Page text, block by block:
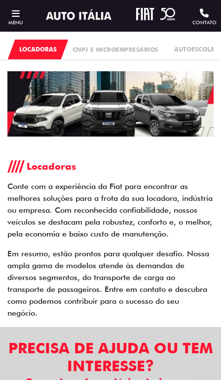
MENU CONTATO
CNPJ E MICROEMPRESÁRIOS AUTOESCOLAS
LOCADORAS
Locadoras
Conte com a experiência da Fiat para encontrar as
melhores soluções para a frota da sua locadora, indústria
ou empresa. Com reconhecida confiabilidade, nossos
veículos se destacam pela robustez, conforto e, o melhor,
pela economia e baixo custo de manutenção.
Em resumo, estão prontos para qualquer desafio. Nossa
ampla gama de modelos atende às demandas de
diversos segmentos, do transporte de carga ao
transporte de passageiros. Entre em contato e descubra
como podemos contribuir para o sucesso do seu
negócio.
PRECISA DE AJUDA OU TEM
INTERESSE?